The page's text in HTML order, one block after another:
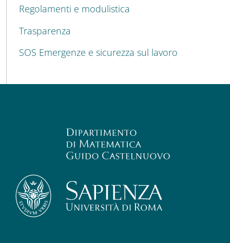
Regolamenti e modulistica
Trasparenza
SOS Emergenze e sicurezza sul lavoro